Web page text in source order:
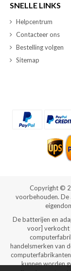
SNELLE LINKS
Helpcentrum
Contacteer ons
Bestelling volgen
Sitemap
Copyright ©
voorbehouden. De
De batterijen en
voor] verkocht
handelsmerken van
kunnen worden